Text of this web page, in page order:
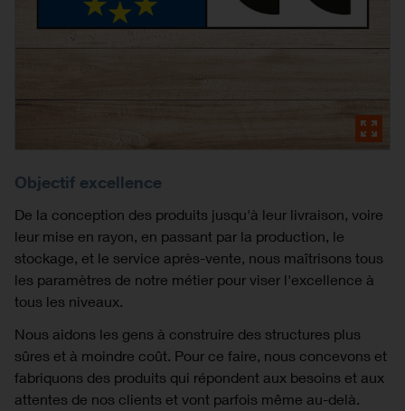
Objectif excellence
De la conception des produits jusqu'à leur livraison, voire
leur mise en rayon, en passant par la production, le
stockage, et le service après-vente, nous maîtrisons tous
les paramètres de notre métier pour viser l'excellence à
tous les niveaux.
Nous aidons les gens à construire des structures plus
sûres et à moindre coût. Pour ce faire, nous concevons et
fabriquons des produits qui répondent aux besoins et aux
attentes de nos clients et vont parfois même au-delà.